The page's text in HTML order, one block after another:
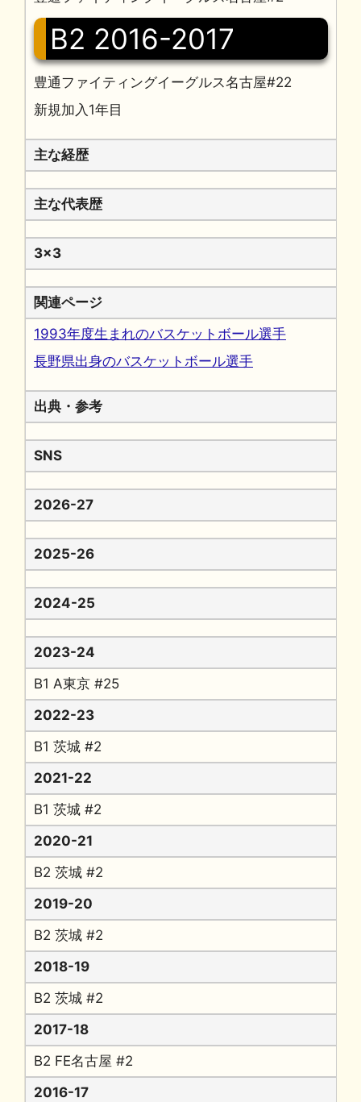
B2 2016-2017
豊通ファイティングイーグルス名古屋#22
新規加入1年目
主な経歴
主な代表歴
3x3
関連ページ
1993年度生まれのバスケットボール選手
長野県出身のバスケットボール選手
出典・参考
SNS
2026-27
2025-26
2024-25
2023-24
B1 A東京 #25
2022-23
B1 茨城 #2
2021-22
B1 茨城 #2
2020-21
B2 茨城 #2
2019-20
B2 茨城 #2
2018-19
B2 茨城 #2
2017-18
B2 FE名古屋 #2
2016-17